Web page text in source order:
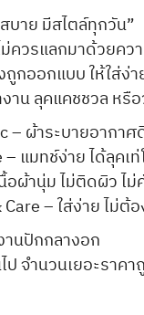
บาย มีสไตล์ทุกวัน”
ม่ควรแลกมาด้วยคว
ถูกออกแบบ ให้ใส่ง่
งาน ลุคแคชชวล หรื
– ผ้าระบายอากาศ
แมทช์ง่าย ได้ลุคเ
อผ้านุ่ม ไม่ติดผิว ไม่
– ใส่ง่าย ไม่ต้
านปักกลางอก
ป จำนวนเยอะรา